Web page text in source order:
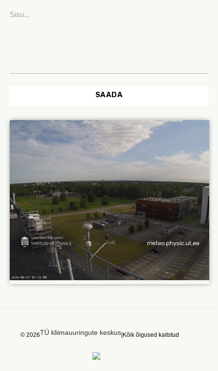
SAADA
© 2026TÜ kliimauuringute keskus|Kõik õigused kaitstud